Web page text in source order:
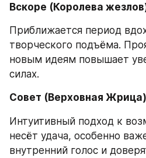
Вскоре (Королева
Приближается период
творческого подъёма.
новым идеям повышает
силах.
Совет (Верховная Жрица)
Интуитивный подход к
несёт удача, особенно
внутренний голос и